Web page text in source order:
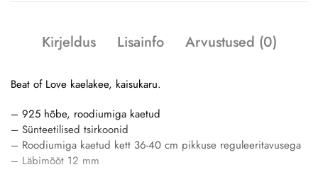
Kirjeldus Lisainfo Arvustused (0)
Beat of Love kaelakee, kaisukaru.
– 925 hõbe, roodiumiga kaetud
– Sünteetilised tsirkoonid
– Roodiumiga kaetud kett 36-40 cm pikkuse reguleeritavusega
– Läbimõõt 12 mm